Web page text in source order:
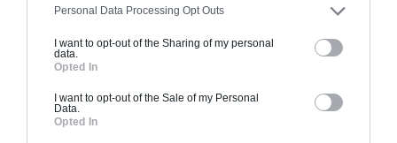
Personal Data Processing Opt Outs
I want to opt-out of the Sharing of my personal
data.
Opted In
I want to opt-out of the Sale of my Personal
Data.
Opted In
Je la veux !